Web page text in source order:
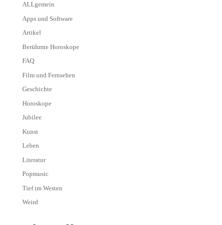
ALLgemein
Apps und Software
Artikel
Berühmte Horoskope
FAQ
Film und Fernsehen
Geschichte
Horoskope
Jubilee
Kunst
Leben
Literatur
Popmusic
Tief im Westen
Weird